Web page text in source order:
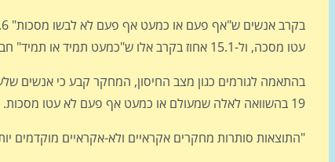
בקרב אנשים ש"אף פעם או כמעט אף פעם לא לבשו מסכות" 8.6 אחוזים נמצאו כחיוביים. לעומת זאת, המספרים עלו ל-
עטו מסכה, ול-15.1 אחוז בקרב אלו ש"כמעט תמיד או תמיד" חבשו אותן.
19 בהשוואה לאלה שמעולם או כמעט אף פעם לא עטו מסכות. זה קפץ ל-
"התוצאות סותרות מחקרים אקראיים ולא-אקראיים מוקדמים